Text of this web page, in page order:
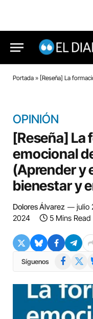
Portada » [Reseña] La formación
OPINIÓN
[Reseña] La
emocional
(Aprender y
bienestar y
Dolores Álvarez julio
2024
5 Mins Read
Síguenos Facebook